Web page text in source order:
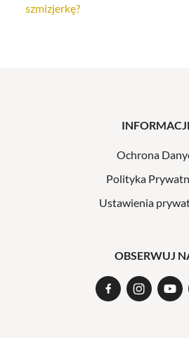
szmizjerkę?
Ochrona
Polityka
Ustawienia
OBSERWUJ